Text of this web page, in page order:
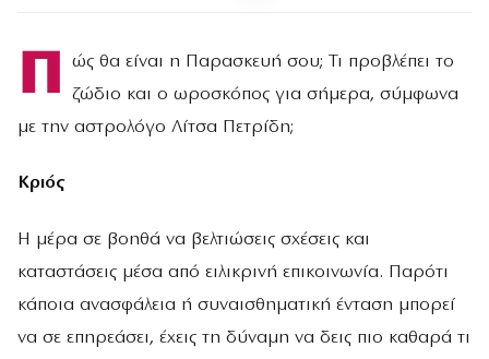
Π
ώς θα είναι η Παρασκευή σου; Τι προβλέπει το
ζώδιο και ο ωροσκόπος για σήμερα, σύμφωνα
με την αστρολόγο Λίτσα Πετρίδη;
Κριός
Η μέρα σε βοηθά να βελτιώσεις σχέσεις και
καταστάσεις μέσα από ειλικρινή επικοινωνία. Παρότι
κάποια ανασφάλεια ή συναισθηματική ένταση μπορεί
να σε επηρεάσει, έχεις τη δύναμη να δεις πιο καθαρά τι